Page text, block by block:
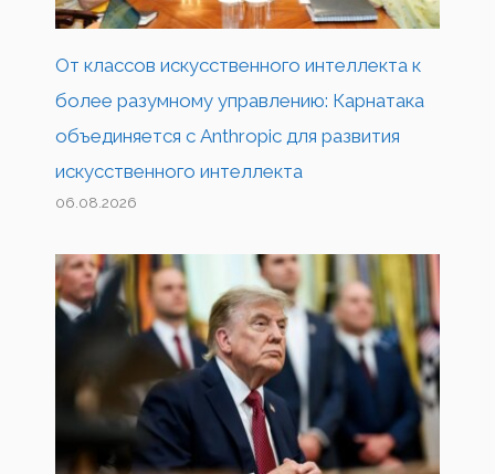
От классов искусственного интеллекта к
более разумному управлению: Карнатака
объединяется с Anthropic для развития
искусственного интеллекта
06.08.2026